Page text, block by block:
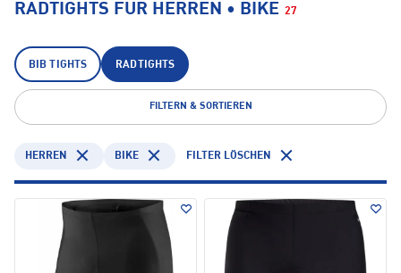
RADTIGHTS FÜR HERREN • BIKE 27
BIB TIGHTS RADTIGHTS
FILTERN & SORTIEREN
HERREN BIKE FILTER LÖSCHEN